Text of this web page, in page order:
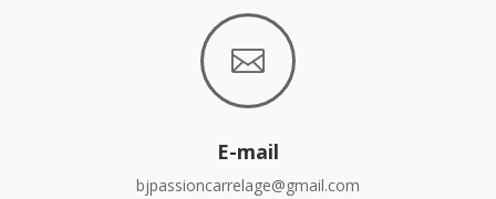

E-mail
bjpassioncarrelage@gmail.com